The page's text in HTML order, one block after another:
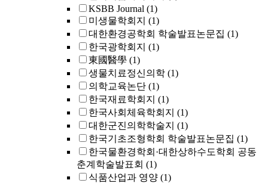
KSBB Journal (1)
미생물학회지 (1)
대한환경공학회 학술발표논문집 (1)
한국광학회지 (1)
東國醫學 (1)
생물치료정신의학 (1)
의학교육논단 (1)
한국재료학회지 (1)
한국사회체육학회지 (1)
대한군진의학학술지 (1)
한국기초조형학회 학술발표논문집 (1)
한국물환경학회·대한상하수도학회 공동
춘계학술발표회 (1)
식품산업과 영양 (1)